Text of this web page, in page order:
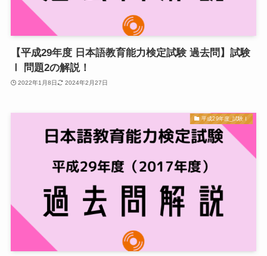
【平成29年度 日本語教育能力検定試験 過去問】試験
Ⅰ 問題2の解説！
2022年1月8日 2024年2月27日
平成29年度_試験Ⅰ